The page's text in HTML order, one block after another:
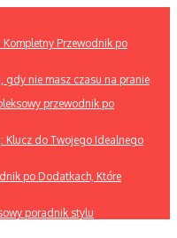
Kompletny Przewodnik po
gdy nie masz czasu na pranie
przewodnik po
Klucz do Twojego Idealnego
po Dodatkach, Które
poradnik stylu